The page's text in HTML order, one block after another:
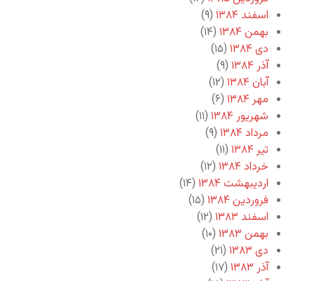
اسفند ۱۳۸۴
(۹)
بهمن ۱۳۸۴
(۱۴)
دی ۱۳۸۴
(۱۵)
آذر ۱۳۸۴
(۹)
آبان ۱۳۸۴
(۱۲)
مهر ۱۳۸۴
(۶)
شهریور ۱۳۸۴
(۱۱)
مرداد ۱۳۸۴
(۹)
تیر ۱۳۸۴
(۱۱)
خرداد ۱۳۸۴
(۱۲)
اردیبهشت ۱۳۸۴
(۱۴)
فروردین ۱۳۸۴
(۱۵)
اسفند ۱۳۸۳
(۱۲)
بهمن ۱۳۸۳
(۱۰)
دی ۱۳۸۳
(۲۱)
آذر ۱۳۸۳
(۱۷)